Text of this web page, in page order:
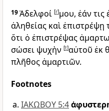
19Ἀδελφοί [r]μου, ἐάν
ἀληθείας καὶ ἐπιστρέψῃ
ὅτι ὁ ἐπιστρέψας
σώσει ψυχὴν [t]αὐτοῦ ἐκ
πλῆθος ἁμαρτιῶν.
Footnotes
ΙΑΚΩΒΟΥ 5:4